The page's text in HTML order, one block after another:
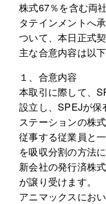
株式67％を含む両
タテインメントへ
ついて、本日正式
主な合意内容は以
１、合意内容
本取引に際して、
設立し、SPEJが保
ステーションの株
従事する従業員と
を吸収分割の方法
新会社の発行済株
が譲り受けます。
アニマックスにお